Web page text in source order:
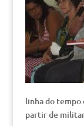
linha do tempo
partir de